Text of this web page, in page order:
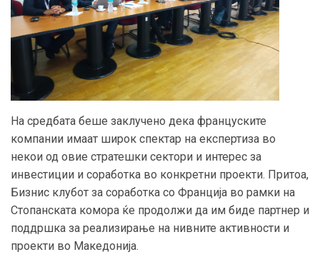
На средбата беше заклучено дека француските
компании имаат широк спектар на експертиза во
некои од овие стратешки сектори и интерес за
инвестиции и соработка во конкретни проекти. Притоа,
Бизнис клубот за соработка со Франција во рамки на
Стопанската комора ќе продолжи да им биде партнер и
поддршка за реализирање на нивните активности и
проекти во Македонија.